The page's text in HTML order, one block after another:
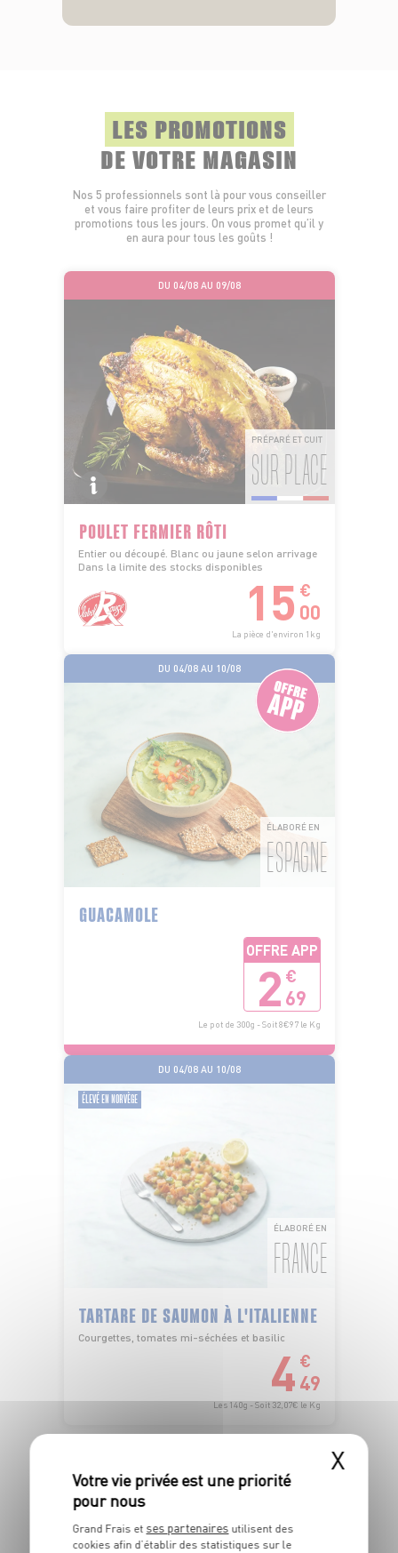
LES PROMOTIONS
DE VOTRE MAGASIN
Nos 5 professionnels sont là pour vous conseiller
et vous faire profiter de leurs prix et de leurs
promotions tous les jours. On vous promet qu’il y
en aura pour tous les goûts !
DU 04/08 AU 09/08
PRÉPARÉ ET CUIT
SUR PLACE
POULET FERMIER RÔTI
Entier ou découpé. Blanc ou jaune selon arrivage
Dans la limite des stocks disponibles
15 €
00
La pièce d'environ 1kg
DU 04/08 AU 10/08
ÉLABORÉ EN
ESPAGNE
GUACAMOLE
OFFRE APP
2 €
69
Le pot de 300g - Soit 8€97 le Kg
DU 04/08 AU 10/08
ÉLEVÉ EN NORVÈGE
ÉLABORÉ EN
FRANCE
TARTARE DE SAUMON À L'ITALIENNE
Courgettes, tomates mi-séchées et basilic
4 €
49
Les 140g - Soit 32,07€ le Kg
TOUTES NOS PROMOTIONS
X
Grand Frais et ses partenaires utilisent des
cookies afin d’établir des statistiques sur le